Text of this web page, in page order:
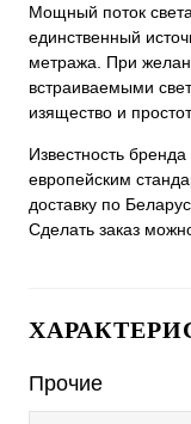
Мощный поток
единственный
метража. При
встраиваемыми
изящество и
Известность бренда
европейским
доставку по
Сделать заказ
Прочие